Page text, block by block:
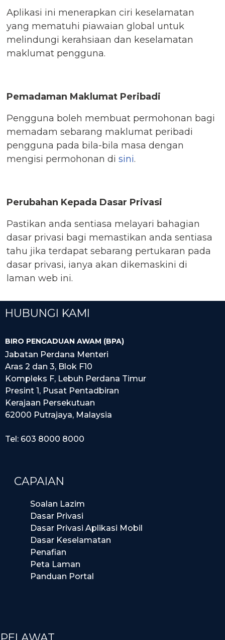
Aplikasi ini menerapkan ciri keselamatan
yang mematuhi piawaian global untuk
melindungi kerahsiaan dan keselamatan
maklumat pengguna.
Pemadaman Maklumat Peribadi
Pengguna boleh membuat permohonan bagi
memadam sebarang maklumat peribadi
pengguna pada bila-bila masa dengan
mengisi permohonan disini.
Perubahan Kepada Dasar Privasi
Pastikan anda sentiasa melayari bahagian
dasar privasi bagi memastikan anda sentiasa
tahu jika terdapat sebarang pertukaran pada
dasar privasi, ianya akan dikemaskini di
laman web ini.
HUBUNGI KAMI
BIRO PENGADUAN AWAM (BPA)
Jabatan Perdana Menteri
Aras 2 dan 3, Blok F10
Kompleks F, Lebuh Perdana Timur
Presint 1, Pusat Pentadbiran
Kerajaan Persekutuan
62000 Putrajaya, Malaysia
Tel: 603 8000 8000
CAPAIAN
Soalan Lazim
Dasar Privasi
Dasar Privasi Aplikasi Mobil
Dasar Keselamatan
Penafian
Peta Laman
Panduan Portal
PELAWAT